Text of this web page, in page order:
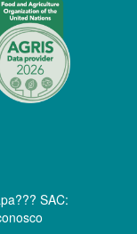
SAC: